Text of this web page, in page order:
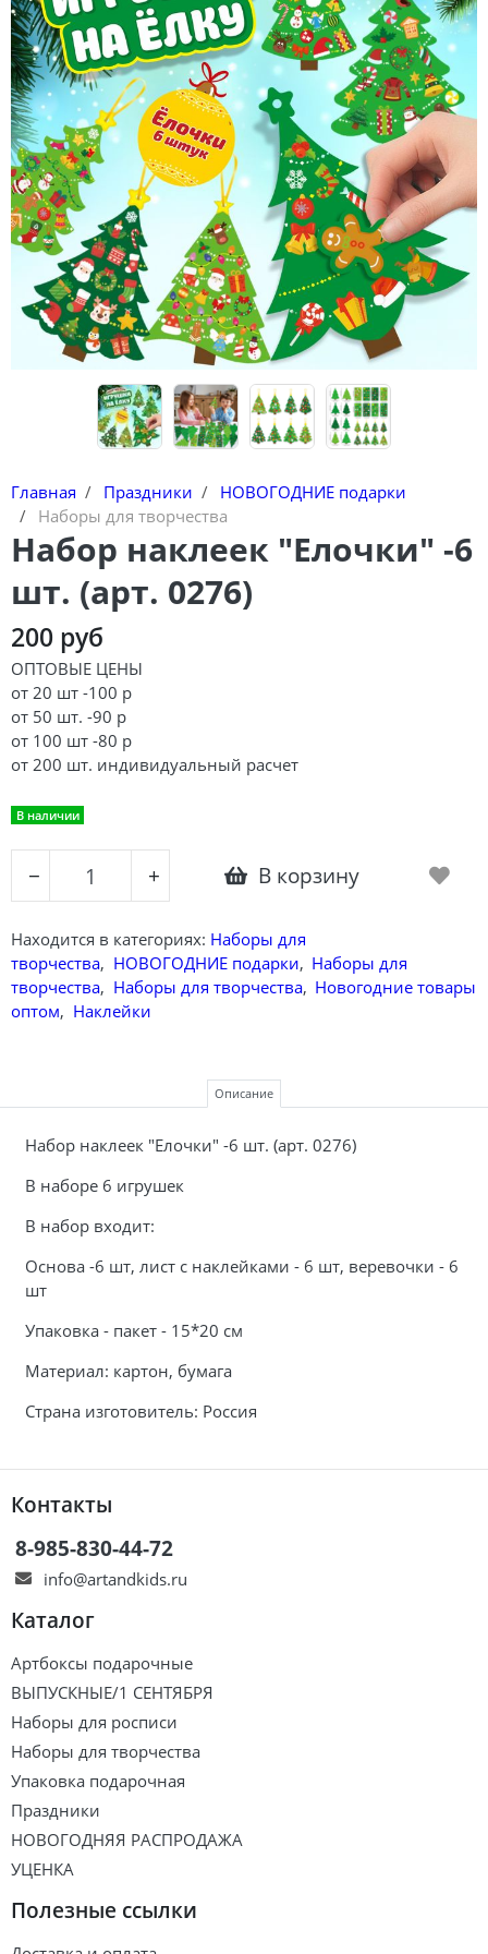
Главная Праздники
НОВОГОДНИЕ подарки
Наборы для творчества
Набор наклеек "Елочки" -6
шт. (арт. 0276)
200 руб
ОПТОВЫЕ ЦЕНЫ
от 20 шт -100 р
от 50 шт. -90 р
от 100 шт -80 р
от 200 шт. индивидуальный расчет
В наличии
− + В корзину
Находится в категориях: Наборы для
творчества, НОВОГОДНИЕ подарки, Наборы для
творчества, Наборы для творчества, Новогодние товары
оптом, Наклейки
Описание
Набор наклеек "Елочки" -6 шт. (арт. 0276)
В наборе 6 игрушек
В набор входит:
Основа -6 шт, лист с наклейками - 6 шт, веревочки - 6
шт
Упаковка - пакет - 15*20 см
Материал: картон, бумага
Страна изготовитель: Россия
Контакты
8-985-830-44-72
info@artandkids.ru
Каталог
Артбоксы подарочные
ВЫПУСКНЫЕ/1 СЕНТЯБРЯ
Наборы для росписи
Наборы для творчества
Упаковка подарочная
Праздники
НОВОГОДНЯЯ РАСПРОДАЖА
УЦЕНКА
Полезные ссылки
Футболки-раскраски на 14 февраля